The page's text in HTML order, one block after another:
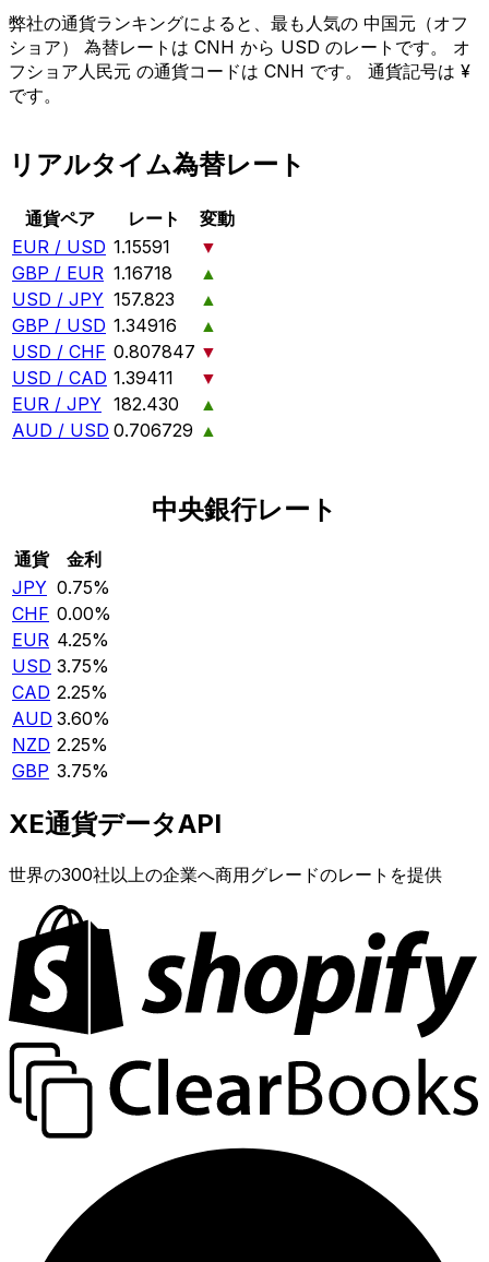
弊社の通貨ランキングによると、最も人気の 中国元（オフ
ショア） 為替レートは CNH から USD のレートです。 オ
フショア人民元 の通貨コードは CNH です。 通貨記号は ¥
です。
リアルタイム為替レート
通貨ペア レート
変動
EUR / USD 1.15591
▼
GBP / EUR 1.16718
▲
USD / JPY 157.823
▲
GBP / USD 1.34916
▲
USD / CHF 0.807847 ▼
USD / CAD 1.39411
▼
EUR / JPY 182.430
▲
AUD / USD 0.706729 ▲
中央銀行レート
通貨
金利
JPY 0.75%
CHF 0.00%
EUR 4.25%
USD 3.75%
CAD 2.25%
AUD 3.60%
NZD 2.25%
GBP 3.75%
XE通貨データAPI
世界の300社以上の企業へ商用グレードのレートを提供